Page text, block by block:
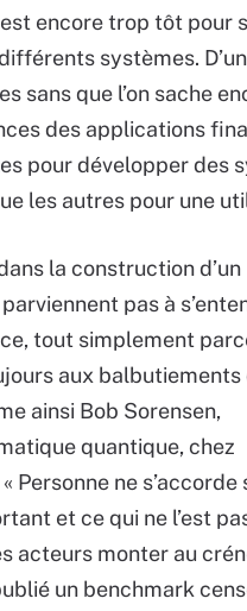
encore trop tôt pour
systèmes.
sans que l’on sache
des applications
pour développer des
les autres pour une
la construction d’un
pas à
tout simplement
aux balbutiements
ainsi Bob Sorensen,
quantique, chez
Personne ne s’accorde
et ce qui ne l’est
acteurs monter au
un benchmark